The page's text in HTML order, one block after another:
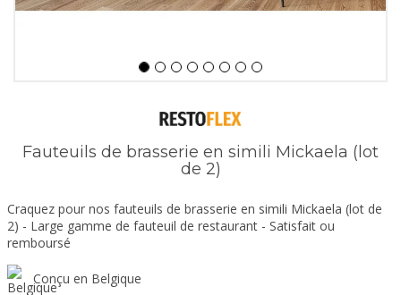
Fauteuils de brasserie en simili Mickaela (lot
de 2)
Craquez pour nos fauteuils de brasserie en simili Mickaela (lot de
2) - Large gamme de fauteuil de restaurant - Satisfait ou
remboursé
Conçu en Belgique